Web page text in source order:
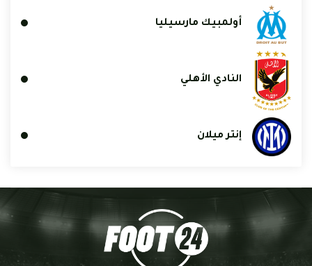
أولمبيك مارسيليا
النادي الأهلي
إنتر ميلان